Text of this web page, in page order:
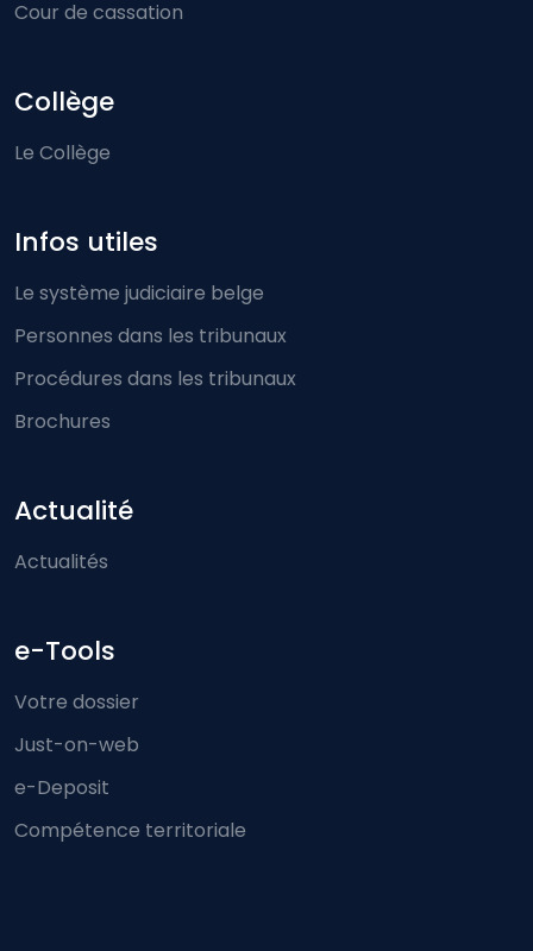
Cour de cassation
Collège
Le Collège
Infos utiles
Le système judiciaire belge
Personnes dans les tribunaux
Procédures dans les tribunaux
Brochures
Actualité
Actualités
e-Tools
Votre dossier
Just-on-web
e-Deposit
Compétence territoriale